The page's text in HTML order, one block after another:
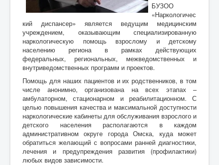
БУЗОО
«Наркологичес
кий диспансер» является ведущим медицинским
учреждением, оказывающим специализированную
наркологическую помощь взрослому и детскому
населению региона в рамках действующих
федеральных, региональных, межведомственных и
внутриведомственных программ и проектов.
Помощь для наших пациентов и их родственников, в том
числе анонимно, организована на всех этапах –
амбулаторном, стационарном и реабилитационном. С
целью повышения качества и максимальной доступности
наркологические кабинеты для обслуживания взрослого и
детского населения располагаются в каждом
административном округе города Омска, куда может
обратиться желающий с вопросами ранней диагностики,
лечения и предупреждения развития (профилактики)
любых видов зависимости.